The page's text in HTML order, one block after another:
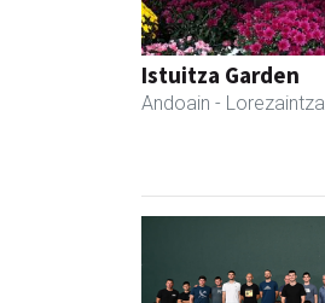
Istuitza Garden
Andoain - Lorezaintza